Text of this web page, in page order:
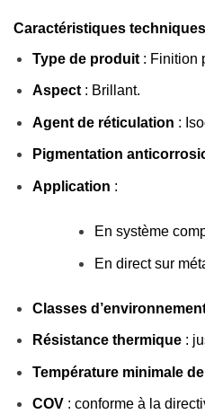
Caractéristiques
Type de produit: Finition
Aspect: Brillant.
Agent de réticulation :
Pigmentation
Application :
En système
En direct sur
Classes
Résistance thermique:
Température minimale
COV: conforme à la